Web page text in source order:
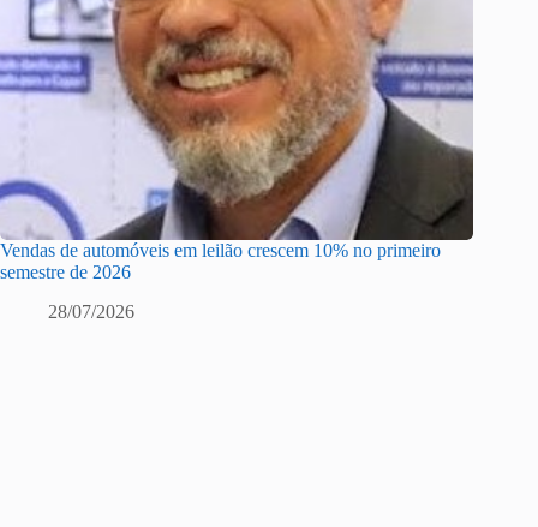
Vendas de automóveis em leilão crescem 10% no primeiro
semestre de 2026
28/07/2026